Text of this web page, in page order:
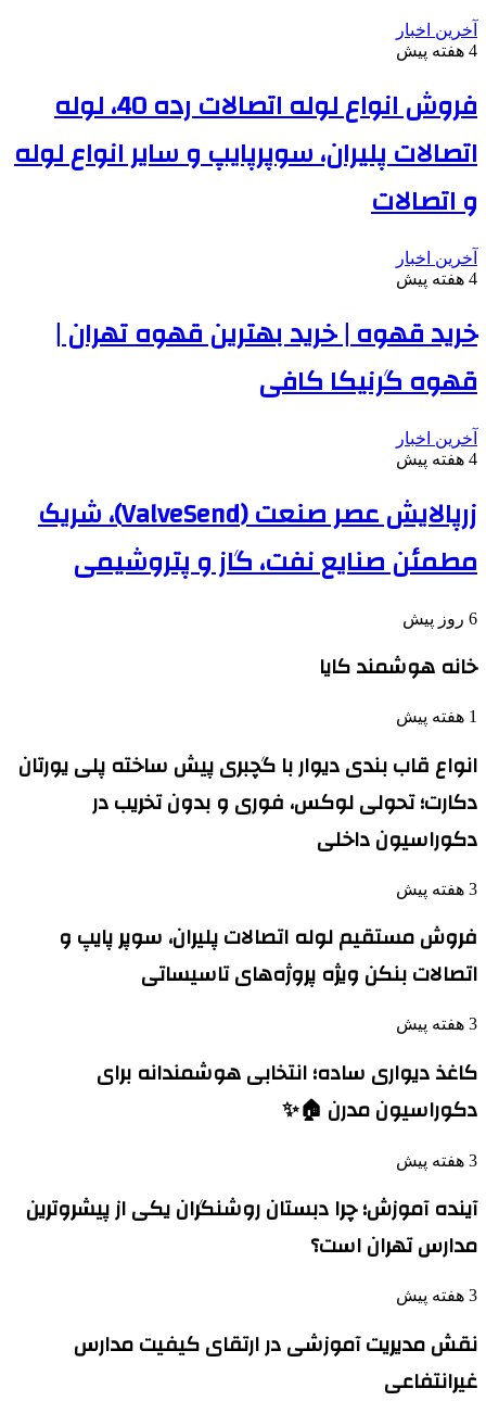
آخرین اخبار
4 هفته پیش
فروش انواع لوله اتصالات رده 40، لوله
اتصالات پلیران، سوپرپایپ و سایر انواع لوله
و اتصالات
آخرین اخبار
4 هفته پیش
خرید قهوه | خرید بهترین قهوه تهران |
قهوه گرنیکا کافی
آخرین اخبار
4 هفته پیش
زرپالایش عصر صنعت (ValveSend)، شریک
مطمئن صنایع نفت، گاز و پتروشیمی
6 روز پیش
خانه هوشمند کایا
1 هفته پیش
انواع قاب بندی دیوار با گچبری پیش ساخته پلی یورتان
دکارت؛ تحولی لوکس، فوری و بدون تخریب در
دکوراسیون داخلی
3 هفته پیش
فروش مستقیم لوله اتصالات پلیران، سوپر پایپ و
اتصالات بنکن ویژه پروژه‌های تاسیساتی
3 هفته پیش
کاغذ دیواری ساده؛ انتخابی هوشمندانه برای
دکوراسیون مدرن 🏠✨
3 هفته پیش
آینده آموزش؛ چرا دبستان روشنگران یکی از پیشروترین
مدارس تهران است؟
3 هفته پیش
نقش مدیریت آموزشی در ارتقای کیفیت مدارس
غیرانتفاعی